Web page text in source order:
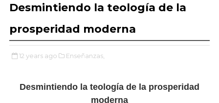
Desmintiendo la teología de la
prosperidad moderna
12 years ago Enseñanzas,
Desmintiendo la teología de la prosperidad
moderna